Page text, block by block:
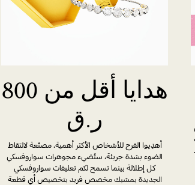
هدايا أقل من 800
ر.ق
أهدِيوا الفرح للأشخاص الأكثر أهمية. مصنّعة لالتقاط
الضوء بشدة جريئة، ستُضيء مجوهرات سواروفسكي
كل إطلالة بينما تسمح لكم تعليقات سواروفسكي
الجديدة بمشبك مخصص فريد بتخصيص أي قطعة